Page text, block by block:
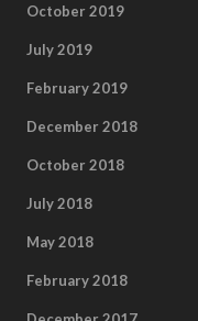
October 2019
July 2019
February 2019
December 2018
October 2018
July 2018
May 2018
February 2018